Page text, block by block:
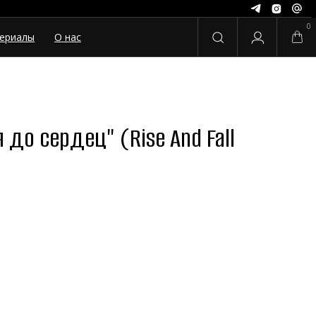
0
О нас
до сердец" (Rise And Fall